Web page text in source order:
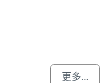
更多...